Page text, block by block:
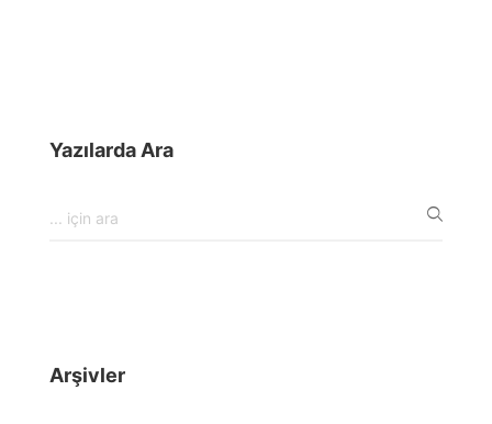
Yazılarda Ara
Arşivler